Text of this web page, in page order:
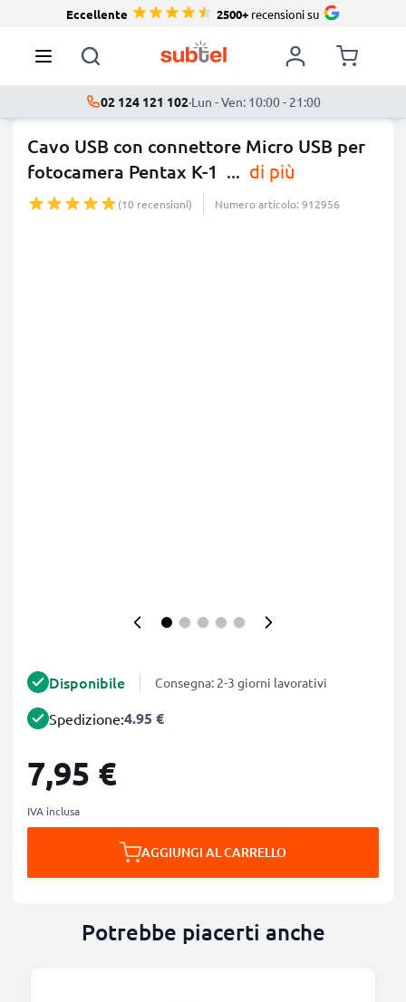
Eccellente 2500+recensioni su
02 124 121 102·Lun - Ven: 10:00 - 21:00
Cavo USB con connettore Micro USB per
fotocamera Pentax K-1 ... di più
(10 recensioni) Numero articolo: 912956
Disponibile Consegna: 2-3 giorni lavorativi
Spedizione:4.95 €
7,95 €
IVA inclusa
AGGIUNGI AL CARRELLO
Potrebbe piacerti anche